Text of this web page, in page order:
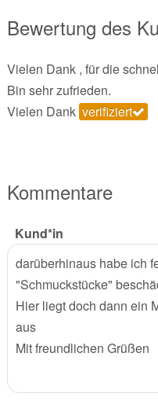
Bewertung des
Vielen Dank , für die
Bin sehr zufrieden.
Vielen Dank verifiziert
Kommentare
Kund*in
darüberhinaus habe ich
"Schmuckstücke"
Hier liegt doch dann ein
aus
Mit freundlichen Grüßen